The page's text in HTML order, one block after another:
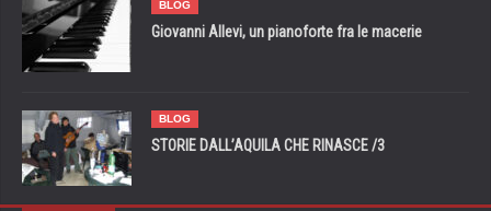
BLOG
Giovanni Allevi, un pianoforte fra le macerie
BLOG
STORIE DALL’AQUILA CHE RINASCE /3